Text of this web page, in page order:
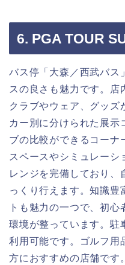
6. PGA TOUR
バス停「大森／西武バス
スの良さも魅力です。店
クラブやウェア、グッズ
カー別に分けられた展示
ブの比較ができるコーナ
スペースやシミュレーシ
レンジを完備しており、
っくり行えます。知識豊
トも魅力の一つで、初
環境が整っています。駐
利用可能です。ゴルフ用
方におすすめの店舗です。